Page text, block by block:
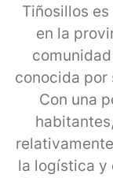
Tiñosillos
en la
conocida por
Con una
la logística y